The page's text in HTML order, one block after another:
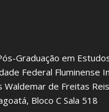
Graduação em
Federal Fluminense
Waldemar de Freitas
Bloco C Sala 518